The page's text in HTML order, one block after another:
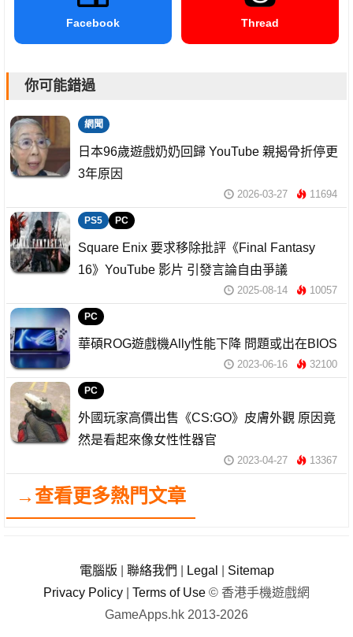
Facebook Thread
你可能錯過
網聞
日本96歲遊戲奶奶回歸 YouTube 親揭骨折停更
3年原因
2026-03-27 11694
PS5 PC
Square Enix 要求移除批評《Final Fantasy
16》YouTube 影片 引發言論自由爭議
2025-08-14 10057
PC
華碩ROG遊戲機Ally性能下降 問題或出在BIOS
2023-06-16 32100
PC
外國玩家高價出售《CS:GO》皮膚外觀 原因竟
然是看起來像女性性器官
2023-04-27 13367
→查看更多熱門文章
電腦版 聯絡我們 Legal
Sitemap
Privacy Policy
Terms of Use © 香港手機遊戲網
GameApps.hk 2013-2026